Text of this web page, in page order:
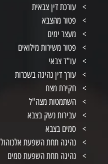
עורכת דין צבאית
פטור מהצבא
מעצר ימים
פטור משירות מילואים
עו"ד צבאי
עורך דין נהיגה בשכרות
חקירת מצח
השתמטות מצה"ל
עבירות נשק בצבא
סמים בצבא
נהיגה תחת השפעת אלכוהול
נהיגה תחת השפעת סמים